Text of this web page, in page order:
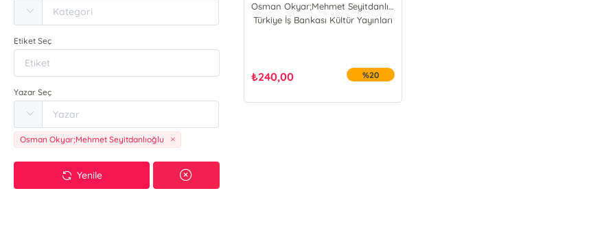
Etiket Seç
Yazar Seç
Osman Okyar;Mehmet Seyitdanlıoğlu
Yenile
Osman Okyar;Mehmet Seyitdanlıoğlu
Türkiye İş Bankası Kültür Yayınları
₺240,00 %20